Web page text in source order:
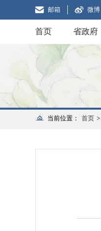
邮箱 微博
首页 省政府
当前位置： 首页 >